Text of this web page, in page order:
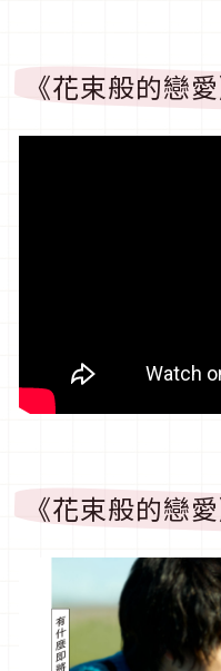
《花束般的戀
《花束般的戀